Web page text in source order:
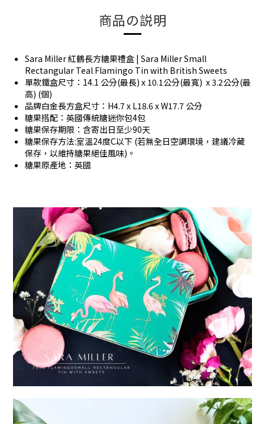
商品の説明
Sara Miller 紅鶴長方糖果禮盒 | Sara Miller Small
Rectangular Teal Flamingo Tin with British Sweets
單款鐵盒尺寸：14.1 公分(最長) x 10.1公分(最寬) x 3.2公分(最
高) (個)
品牌白金長方盒尺寸：H4.7 x L18.6 x W17.7 公分
糖果搭配：英國傳統糖迷你包4包
糖果保存期限：含寄出日至少90天
糖果保存方法:室溫24度C以下 (若無全日空調環境，建議冷藏
保存，以維持糖果絕佳風味)。
糖果原產地：英國